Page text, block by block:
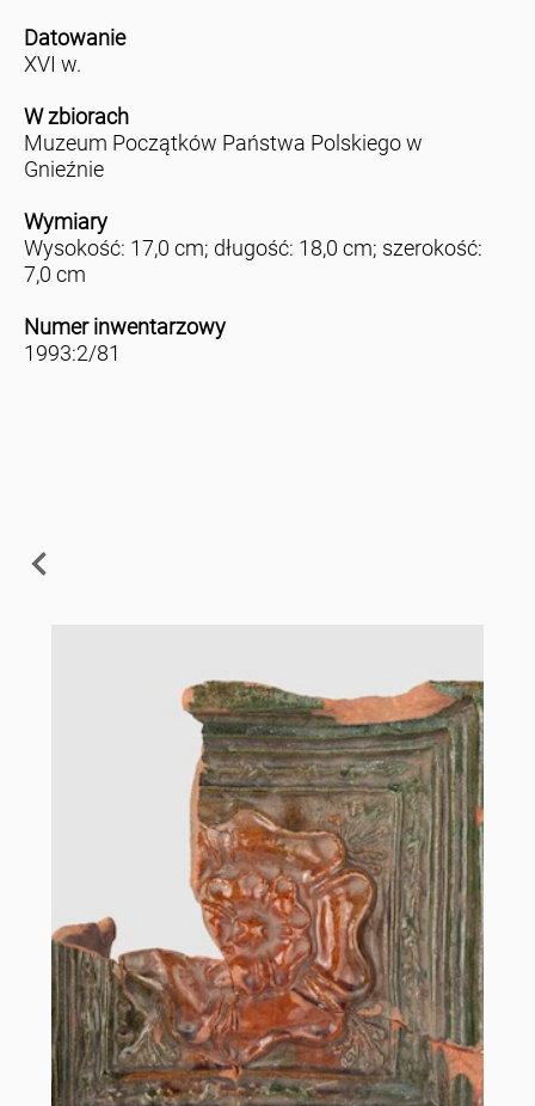
Datowanie
XVI w.
W zbiorach
Muzeum Początków Państwa Polskiego w
Gnieźnie
Wymiary
Wysokość: 17,0 cm; długość: 18,0 cm; szerokość:
7,0 cm
Numer inwentarzowy
1993:2/81